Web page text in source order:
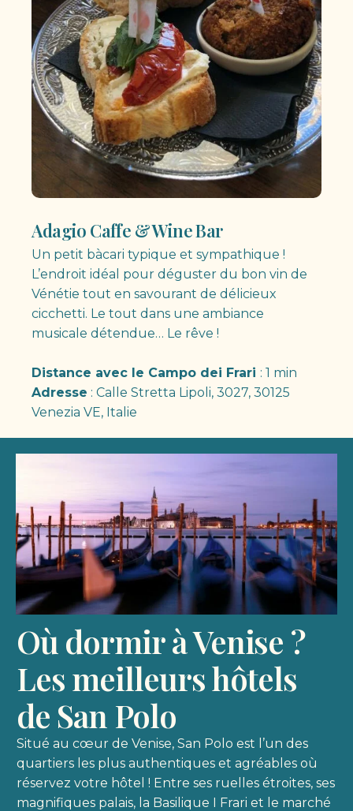
Adagio Caffe & Wine Bar
Un petit bàcari typique et sympathique !
L’endroit idéal pour déguster du bon vin de
Vénétie tout en savourant de délicieux
cicchetti. Le tout dans une ambiance
musicale détendue… Le rêve !
Distance avec le Campo dei Frari : 1 min
Adresse : Calle Stretta Lipoli, 3027, 30125
Venezia VE, Italie
Où dormir à Venise ?
Les meilleurs hôtels
de San Polo
Situé au cœur de Venise, San Polo est l’un des
quartiers les plus authentiques et agréables où
réservez votre hôtel ! Entre ses ruelles étroites, ses
magnifiques palais, la Basilique I Frari et le marché